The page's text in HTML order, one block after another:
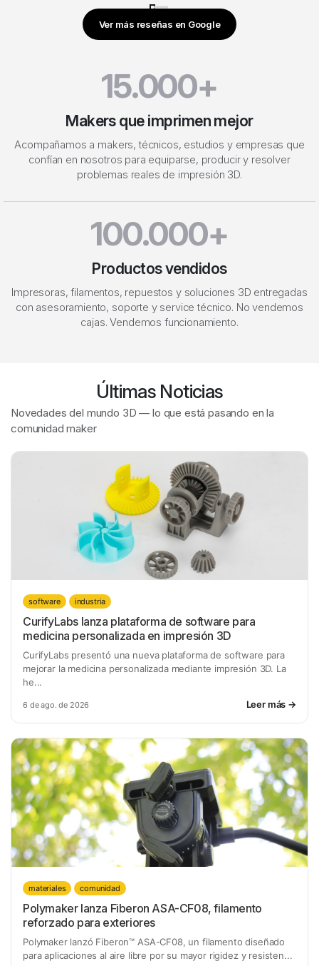
Ver más reseñas en Google
15.000+
Makers que imprimen mejor
Acompañamos a makers, técnicos, estudios y empresas que
confían en nosotros para equiparse, producir y resolver
problemas reales de impresión 3D.
100.000+
Productos vendidos
Impresoras, filamentos, repuestos y soluciones 3D entregadas
con asesoramiento, soporte y service técnico. No vendemos
cajas. Vendemos funcionamiento.
Últimas Noticias
Novedades del mundo 3D — lo que está pasando en la
comunidad maker
software industria
CurifyLabs lanza plataforma de software para
medicina personalizada en impresión 3D
CurifyLabs presentó una nueva plataforma de software para
mejorar la medicina personalizada mediante impresión 3D. La
he...
6 de ago. de 2026 Leer más →
materiales comunidad
Polymaker lanza Fiberon ASA-CF08, filamento
reforzado para exteriores
Polymaker lanzó Fiberon™ ASA-CF08, un filamento diseñado
para aplicaciones al aire libre por su mayor rigidez y resisten...